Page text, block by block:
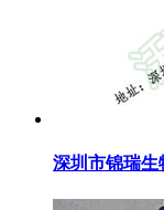
深圳市锦瑞生